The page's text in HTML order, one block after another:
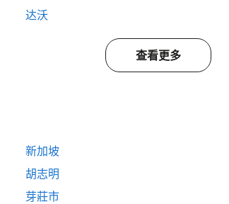
达沃
查看更多
新加坡
胡志明
芽莊市